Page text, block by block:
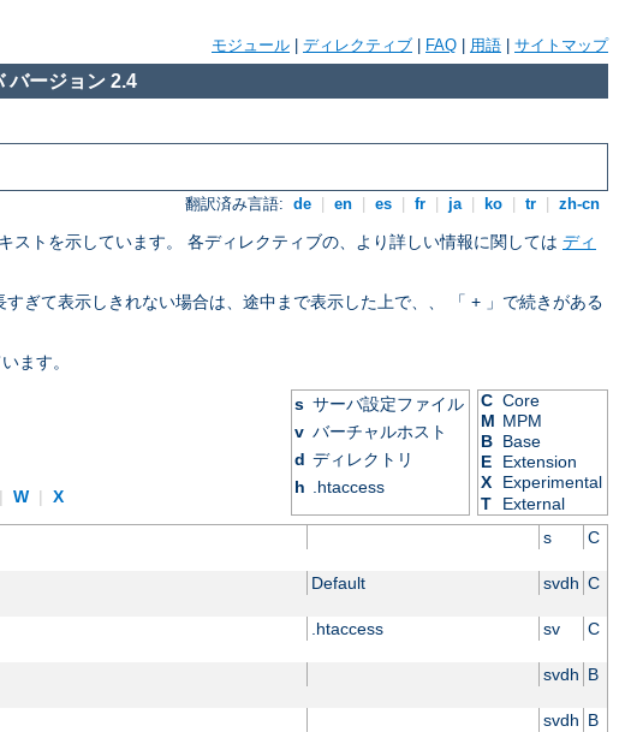
モジュール ディレクティブ FAQ 用語 サイトマップ
バージョン 2.4
翻訳済み言語: de en es fr ja ko tr zh-cn
トを示しています。 各ディレクティブの、より詳しい情報に関しては ディ
ぎて表示しきれない場合は、途中まで表示した上で、、 「 + 」で続きがある
ます。
| W | X
s サーバ設定ファイル
v バーチャルホスト
d ディレクトリ
h .htaccess
C Core
M MPM
B Base
E
Extension
X
Experimental
T
External
s C
Default svdh C
.htaccess sv C
svdh B
svdh B